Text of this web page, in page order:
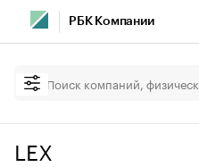
РБК Компании
LEX